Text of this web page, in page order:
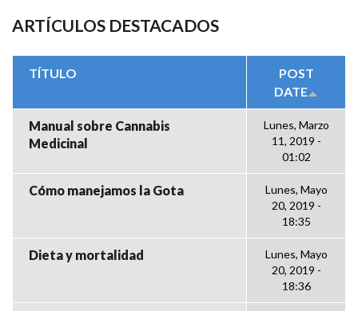
ARTÍCULOS DESTACADOS
TÍTULO
POST
DATE
Manual sobre Cannabis
Medicinal
Lunes, Marzo
11, 2019 -
01:02
Cómo manejamos la Gota
Lunes, Mayo
20, 2019 -
18:35
Dieta y mortalidad
Lunes, Mayo
20, 2019 -
18:36